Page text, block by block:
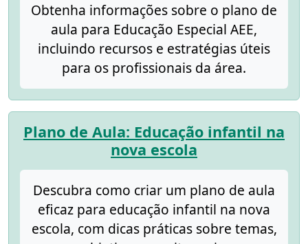
Obtenha informações sobre o plano de
aula para Educação Especial AEE,
incluindo recursos e estratégias úteis
para os profissionais da área.
Plano de Aula: Educação infantil na
nova escola
Descubra como criar um plano de aula
eficaz para educação infantil na nova
escola, com dicas práticas sobre temas,